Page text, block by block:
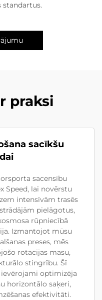
standartus.
praksi
sacīkšu
sacensību
Speed, lai novērstu
intensīvām trasēs
pielāgotus,
rūpniecībā
Izmantojot mūsu
preses, mēs
rotācijas masu,
stingrību. Šī
optimizēja
horizontālo saķeri,
efektivitāti.